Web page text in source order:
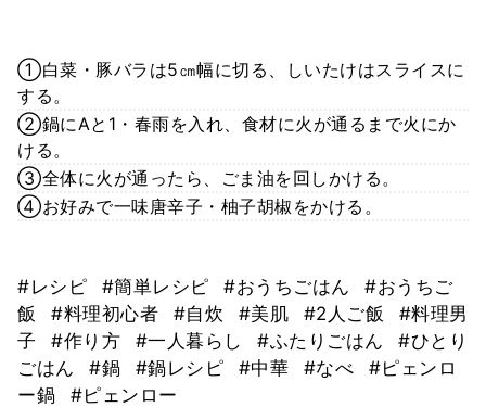
①白菜・豚バラは5㎝幅に切る、しいたけはスライスに
する。
②鍋にAと1・春雨を入れ、食材に火が通るまで火にか
ける。
③全体に火が通ったら、ごま油を回しかける。
④お好みで一味唐辛子・柚子胡椒をかける。
#レシピ #簡単レシピ #おうちごはん
#おうちご
飯
#料理初心者 #自炊 #美肌 #2人ご飯
#料理男
子
#作り方 #一人暮らし #ふたりごはん
#ひとり
ごはん
#鍋 #鍋レシピ #中華 #なべ
#ピェンロ
ー鍋
#ピェンロー